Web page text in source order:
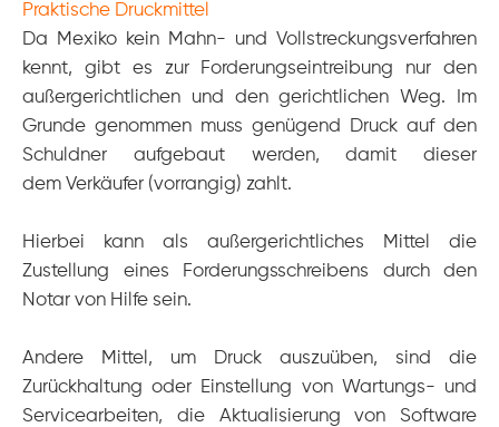
Praktische Druckmittel
Da Mexiko kein Mahn- und Vollstreckungsverfahren
kennt, gibt es zur Forderungseintreibung nur den
außergerichtlichen und den gerichtlichen Weg. Im
Grunde genommen muss genügend Druck auf den
Schuldner aufgebaut werden, damit dieser
dem Verkäufer (vorrangig) zahlt.
Hierbei kann als außergerichtliches Mittel die
Zustellung eines Forderungsschreibens durch den
Notar von Hilfe sein.
Andere Mittel, um Druck auszuüben, sind die
Zurückhaltung oder Einstellung von Wartungs- und
Servicearbeiten, die Aktualisierung von Software